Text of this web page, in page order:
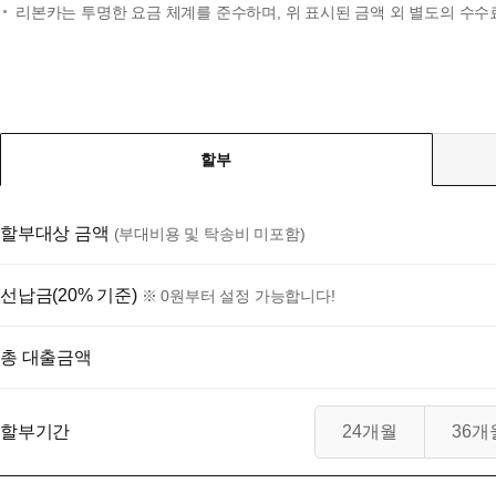
리본카는 투명한 요금 체계를 준수하며, 위 표시된 금액 외 별도의 수
할부
할부대상 금액 (부대비용 및 탁송비 미포함)
선납금(20% 기준) ※ 0원부터 설정 가능합니다!
총 대출금액
할부기간 24개월 36개